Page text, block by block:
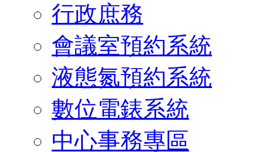
行政庶務
會議室預約系統
液態氮預約系統
數位電錶系統
中心事務專區